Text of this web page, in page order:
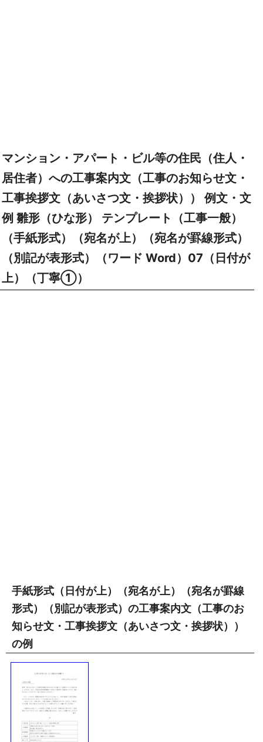
マンション・アパート・ビル等の住民（住人・
居住者）への工事案内文（工事のお知らせ文・
工事挨拶文（あいさつ文・挨拶状）） 例文・文
例 雛形（ひな形） テンプレート（工事一般）
（手紙形式）（宛名が上）（宛名が罫線形式）
（別記が表形式）（ワード Word）07（日付が
上）（丁寧①）
手紙形式（日付が上）（宛名が上）（宛名が罫線
形式）（別記が表形式）の工事案内文（工事のお
知らせ文・工事挨拶文（あいさつ文・挨拶状））
の例